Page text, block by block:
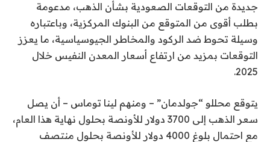
جديدة من التوقعات الصعودية بشأن الذهب، مدعومة
بطلب أقوى من المتوقع من البنوك المركزية، وباعتباره
وسيلة تحوط ضد الركود والمخاطر الجيوسياسية، ما يعزز
التوقعات بمزيد من ارتفاع أسعار المعدن النفيس خلال
2025.
يتوقع محللو “جولدمان” – ومنهم لينا توماس – أن يصل
سعر الذهب إلى 3700 دولار للأونصة بحلول نهاية هذا العام،
مع احتمال بلوغ 4000 دولار للأونصة بحلول منتصف